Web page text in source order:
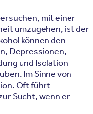
mit einer
umzugehen, ist der
können den
Depressionen,
und Isolation
Im Sinne von
Oft führt
Sucht, wenn er